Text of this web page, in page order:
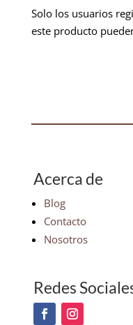
Solo los usuarios
este producto
Acerca de
Blog
Contacto
Nosotros
Redes